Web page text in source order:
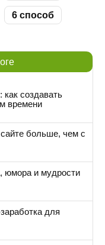
6 способ
создавать
времени
больше, чем с
и мудрости
для